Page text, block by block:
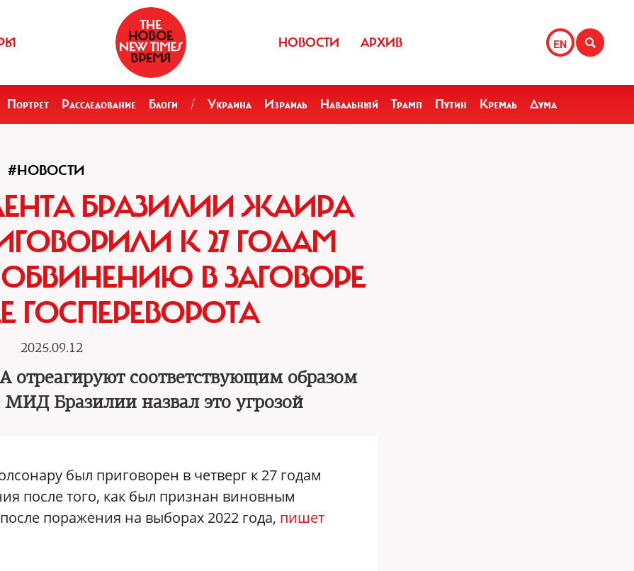
EN
НОВОСТИ АРХИВ
Портрет Расследование Блоги / Украина Израиль Навальный Трамп Путин Кремль Дума
#НОВОСТИ
БРАЗИЛИИ ЖАИРА
К 27 ГОДАМ
В ЗАГОВОРЕ
ГОСПЕРЕВОРОТА
2025.09.12
отреагируют соответствующим образом
МИД Бразилии назвал это угрозой
был приговорен в четверг к 27 годам
после того, как был признан виновным
поражения на выборах 2022 года, пишет